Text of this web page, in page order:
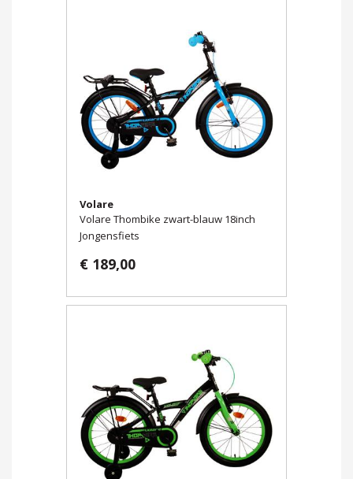
Volare
Volare Thombike zwart-blauw 18inch
Jongensfiets
€ 189,00